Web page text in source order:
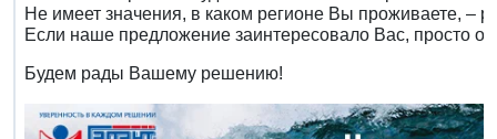
Не имеет значения, в каком регионе Вы проживаете, –
Если наше предложение заинтересовало Вас, просто
Будем рады Вашему решению!